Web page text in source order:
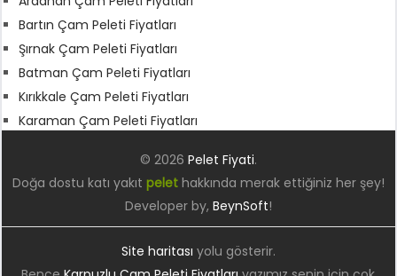
Bartın Çam Peleti Fiyatları
Şırnak Çam Peleti Fiyatları
Batman Çam Peleti Fiyatları
Kırıkkale Çam Peleti Fiyatları
Karaman Çam Peleti Fiyatları
© 2026 Pelet Fiyati.
Doğa dostu katı yakıt pelethakkında merak ettiğiniz her şey!
Developer by, BeynSoft!
Site haritası yolu gösterir.